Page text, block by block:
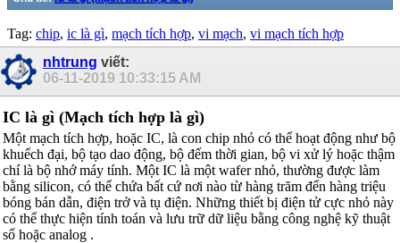
Tag: chip, ic là gì, mạch tích hợp, vi mạch, vi mạch tích hợp
nhtrung viết:
06-11-2019 10:33:15 AM
IC là gì (Mạch tích hợp là gì)
Một mạch tích hợp, hoặc IC, là con chip nhỏ có thể hoạt động như bộ
khuếch đại, bộ tạo dao động, bộ đếm thời gian, bộ vi xử lý hoặc thậm
chí là bộ nhớ máy tính. Một IC là một wafer nhỏ, thường được làm
bằng silicon, có thể chứa bất cứ nơi nào từ hàng trăm đến hàng triệu
bóng bán dẫn, điện trở và tụ điện. Những thiết bị điện tử cực nhỏ này
có thể thực hiện tính toán và lưu trữ dữ liệu bằng công nghệ kỹ thuật
số hoặc analog .